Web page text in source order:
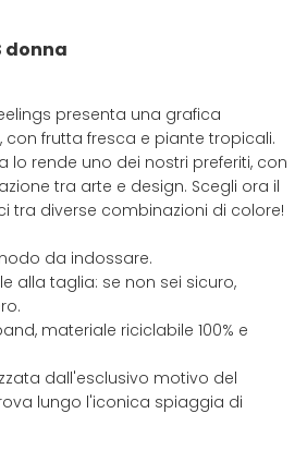
donna
presenta una grafica
con frutta fresca e piante tropicali.
lo rende uno dei nostri preferiti, con
tra arte e design. Scegli ora il
tra diverse combinazioni di colore!
da indossare.
alla taglia: se non sei sicuro,
materiale riciclabile 100% e
dall'esclusivo motivo del
lungo l'iconica spiaggia di